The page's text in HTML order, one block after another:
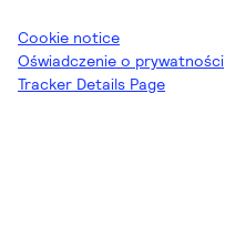
Cookie notice
Oświadczenie o prywatności
Tracker Details Page